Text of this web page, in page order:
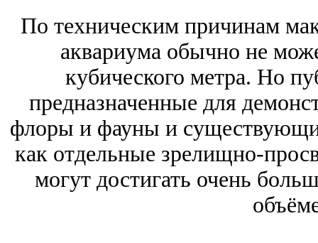
По техническим причинам
аквариума обычно не
кубического метра. Но
предназначенные для
флоры и фауны и
как отдельные зрелищно-
могут достигать очень